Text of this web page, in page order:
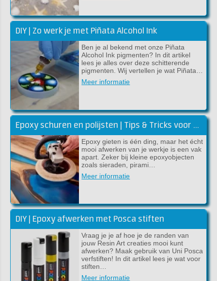
DIY | Zo werk je met Piñata Alcohol Ink
Ben je al bekend met onze Piñata
Alcohol Ink pigmenten? In dit artikel
lees je alles over deze schitterende
pigmenten. Wij vertellen je wat Piñata…
Meer informatie
Epoxy schuren en polijsten | Tips & Tricks voor een glanzend resultaat
Epoxy gieten is één ding, maar het écht
mooi afwerken van je werkje is een vak
apart. Zeker bij kleine epoxyobjecten
zoals sieraden, pirami…
Meer informatie
DIY | Epoxy afwerken met Posca stiften
Vraag je je af hoe je de randen van
jouw Resin Art creaties mooi kunt
afwerken? Maak gebruik van Uni Posca
verfstiften! In dit artikel lees je wat voor
stiften…
Meer informatie